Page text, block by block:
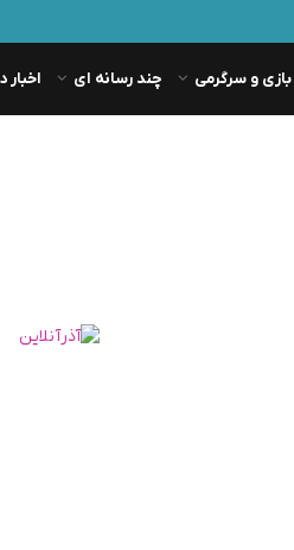
بازی و سرگرمی چند رسانه ای اخبار